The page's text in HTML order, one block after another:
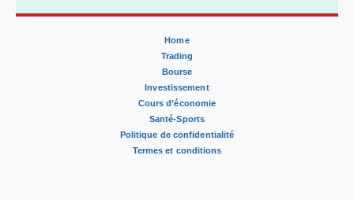
Home
Trading
Bourse
Investissement
Cours d’économie
Santé-Sports
Politique de confidentialité
Termes et conditions